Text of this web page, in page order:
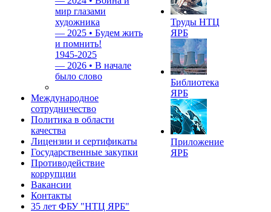
мир глазами
художника
— 2025 • Будем жить
и помнить!
1945-2025
— 2026 • В начале
было слово
Международное
сотрудничество
Политика в области
качества
Лицензии и сертификаты
Государственные закупки
Противодействие
коррупции
Вакансии
Контакты
35 лет ФБУ "НТЦ ЯРБ"
Труды НТЦ
ЯРБ
Библиотека
ЯРБ
Приложение
ЯРБ